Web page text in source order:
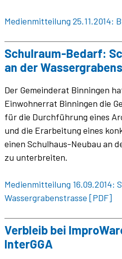
Medienmitteilung 25.11.2014:
Schulraum-Bedarf:
an der
Der Gemeinderat Binningen
Einwohnerrat Binningen die
für die Durchführung eines
und die Erarbeitung eines
einen Schulhaus-Neubau an
zu unterbreiten.
Medienmitteilung 16.09.2014:
Wassergrabenstrasse [PDF]
Verbleib bei
InterGGA